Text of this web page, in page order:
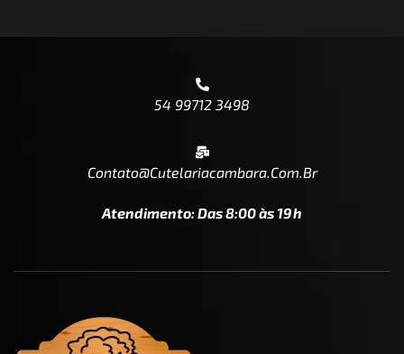
54 99712 3498
Contato@cutelariacambara.com.br
Atendimento: Das 8:00 às 19h